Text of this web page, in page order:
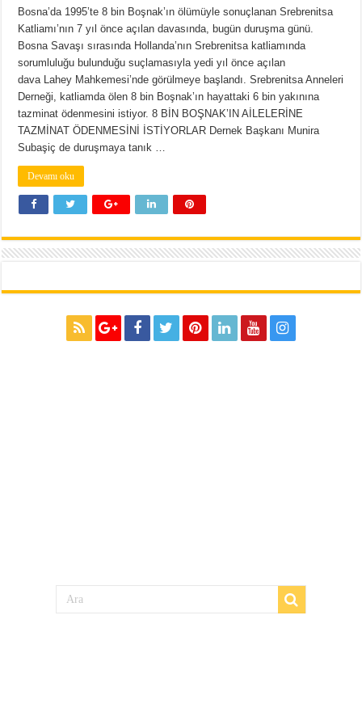
Bosna’da 1995’te 8 bin Boşnak’ın ölümüyle sonuçlanan Srebrenitsa
Katliamı’nın 7 yıl önce açılan davasında, bugün duruşma günü.
Bosna Savaşı sırasında Hollanda’nın Srebrenitsa katliamında
sorumluluğu bulunduğu suçlamasıyla yedi yıl önce açılan
dava Lahey Mahkemesi’nde görülmeye başlandı. Srebrenitsa Anneleri
Derneği, katliamda ölen 8 bin Boşnak’ın hayattaki 6 bin yakınına
tazminat ödenmesini istiyor. 8 BİN BOŞNAK’IN AİLELERİNE
TAZMİNAT ÖDENMESİNİ İSTİYORLAR Dernek Başkanı Munira
Subaşiç de duruşmaya tanık …
Devamı oku